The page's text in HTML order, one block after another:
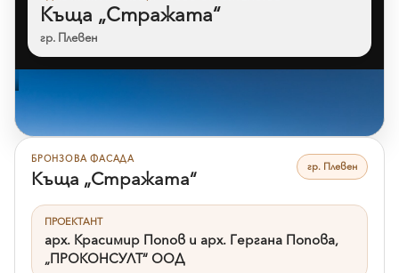
Къща „Стражата“
гр. Плевен
Към референцията
БРОНЗОВА ФАСАДА
Къща „Стражата“ гр. Плевен
ПРОЕКТАНТ
арх. Красимир Попов и арх. Гергана Попова,
„ПРОКОНСУЛТ“ ООД